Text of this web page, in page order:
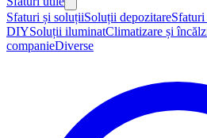
Sfaturi și soluțiiSoluții depozitareSfaturi
DIYSoluții iluminatClimatizare și
companieDiverse